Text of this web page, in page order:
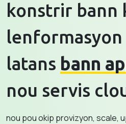
konstrir bann
lenformasyon
latans bann
nou servis
nou pou okip provizyon, scale,